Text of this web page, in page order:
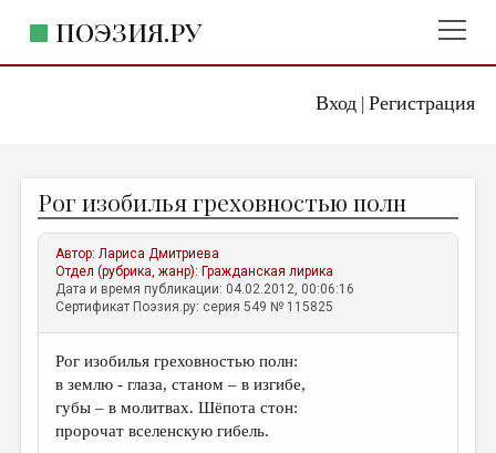
Вход| Регистрация
ПОЭЗИЯ.РУ
ЖАНРЫ
АВТОРЫ
КОММЕНТАРИИ
ЛИТСАЛОН
НОВОСТИ
ПРАВИЛА САЙТА
Рог изобилья греховностью полн
Автор:Лариса Дмитриева
Отдел (рубрика, жанр): Гражданская лирика
Дата и время публикации: 04.02.2012, 00:06:16
Сертификат Поэзия.ру: серия 549 № 115825
Рог изобилья греховностью полн:
в землю - глаза, станом – в изгибе,
губы – в молитвах. Шёпота стон:
пророчат вселенскую гибель.